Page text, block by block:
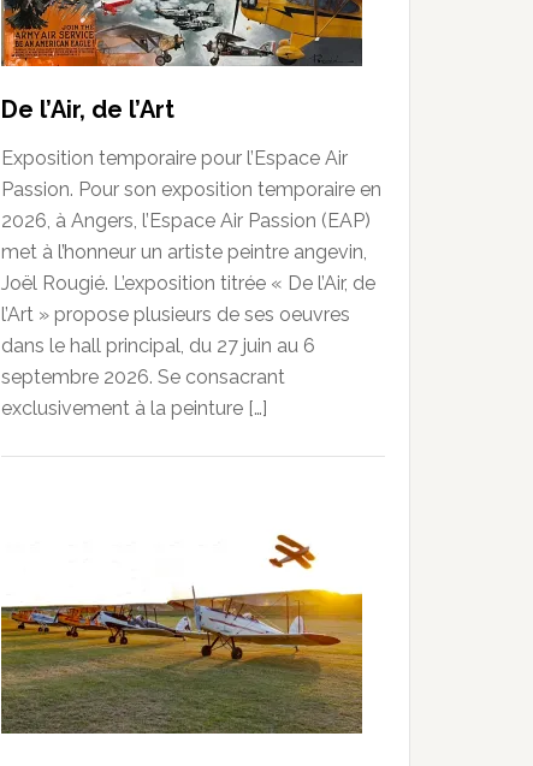
De l’Air, de l’Art
Exposition temporaire pour l’Espace Air
Passion. Pour son exposition temporaire en
2026, à Angers, l’Espace Air Passion (EAP)
met à l’honneur un artiste peintre angevin,
Joël Rougié. L’exposition titrée « De l’Air, de
l’Art » propose plusieurs de ses oeuvres
dans le hall principal, du 27 juin au 6
septembre 2026. Se consacrant
exclusivement à la peinture […]